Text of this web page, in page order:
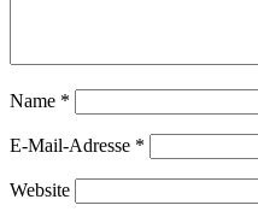
Name *
E-Mail-Adresse *
Website